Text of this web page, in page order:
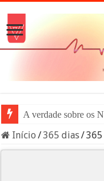
A verdade sobre os
Início /365 dias/365